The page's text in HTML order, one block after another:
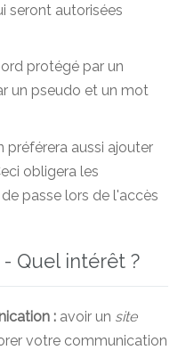
seront autorisées
protégé par un
un pseudo et un mot
préférera aussi ajouter
obligera les
passe lors de l'accès
Quel intérêt ?
: avoir un site
votre communication